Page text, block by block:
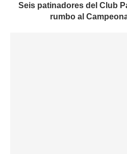
Seis patinadores del Club
rumbo al